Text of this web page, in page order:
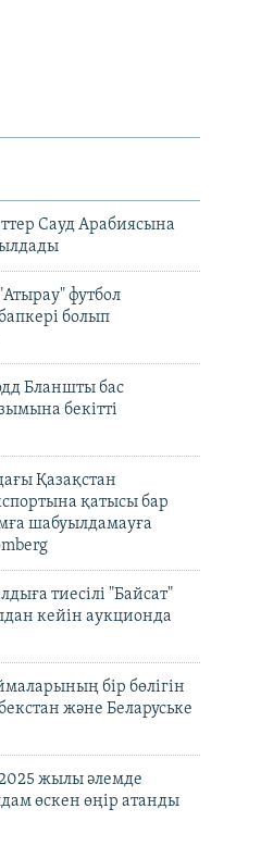
Сауд Арабиясына
футбол
болып
Бланшты бас
бекітті
Қазақстан
қатысы бар
шабуылдамауға
тиесілі "Байсат"
кейін аукционда
бір бөлігін
және Беларуське
жылы әлемде
өскен өңір атанды